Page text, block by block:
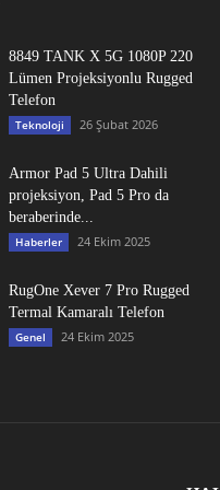
8849 TANK X 5G 1080P 220
Lümen Projeksiyonlu Rugged
Telefon
Teknoloji 26 Şubat 2026
Armor Pad 5 Ultra Dahili
projeksiyon, Pad 5 Pro da
beraberinde...
Haberler 24 Ekim 2025
RugOne Xever 7 Pro Rugged
Termal Kamaralı Telefon
Genel 24 Ekim 2025